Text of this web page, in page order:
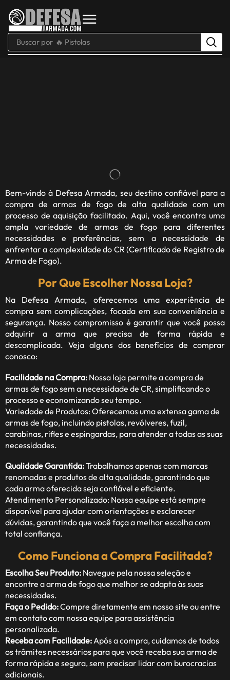
Buscar por 🔥 Pistolas
Bem-vindo à Defesa Armada, seu destino confiável para a
compra de armas de fogo de alta qualidade com um
processo de aquisição facilitado. Aqui, você encontra uma
ampla variedade de armas de fogo para diferentes
necessidades e preferências, sem a necessidade de
enfrentar a complexidade do CR (Certificado de Registro de
Arma de Fogo).
Por Que Escolher Nossa Loja?
Na Defesa Armada, oferecemos uma experiência de
compra sem complicações, focada em sua conveniência e
segurança. Nosso compromisso é garantir que você possa
adquirir a arma que precisa de forma rápida e
descomplicada. Veja alguns dos benefícios de comprar
conosco:
Facilidade na Compra: Nossa loja permite a compra de
armas de fogo sem a necessidade de CR, simplificando o
processo e economizando seu tempo.
Variedade de Produtos: Oferecemos uma extensa gama de
armas de fogo, incluindo pistolas, revólveres, fuzil,
carabinas, rifles e espingardas, para atender a todas as suas
necessidades.
Qualidade Garantida:Trabalhamos apenas com marcas
renomadas e produtos de alta qualidade, garantindo que
cada arma oferecida seja confiável e eficiente.
Atendimento Personalizado: Nossa equipe está sempre
disponível para ajudar com orientações e esclarecer
dúvidas, garantindo que você faça a melhor escolha com
total confiança.
Como Funciona a Compra Facilitada?
Escolha Seu Produto: Navegue pela nossa seleção e
encontre a arma de fogo que melhor se adapta às suas
necessidades.
Faça o Pedido:Compre diretamente em nosso site ou entre
em contato com nossa equipe para assistência
personalizada.
Receba com Facilidade: Após a compra, cuidamos de todos
os trâmites necessários para que você receba sua arma de
forma rápida e segura, sem precisar lidar com burocracias
adicionais.